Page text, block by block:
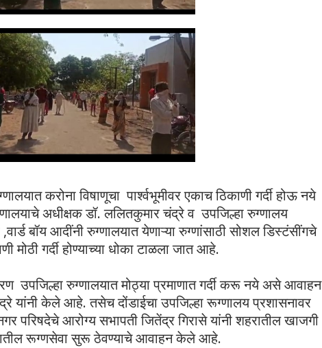
करोना विषाणूचा पार्श्वभूमीवर एकाच ठिकाणी गर्दी होऊ नये
अधीक्षक डॉ. ललितकुमार चंद्रे व उपजिल्हा रुग्णालय
बॉय आदींनी रुग्णालयात येणाऱ्या रुग्णांसाठी सोशल डिस्टंसींगचे
गर्दी होण्याच्या धोका टाळला जात आहे.
उपजिल्हा रुग्णालयात मोठ्या प्रमाणात गर्दी करू नये असे आवाहन
यांनी केले आहे. तसेच दोंडाईचा उपजिल्हा रूग्णालय प्रशासनावर
परिषदेचे आरोग्य सभापती जितेंद्र गिरासे यांनी शहरातील खाजगी
रूग्णसेवा सुरू ठेवण्याचे आवाहन केले आहे.